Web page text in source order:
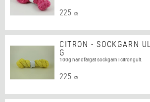
225 KR
CITRON - SOCKGARN
G
100g handfärgat sockgarn i citrongult.
225 KR